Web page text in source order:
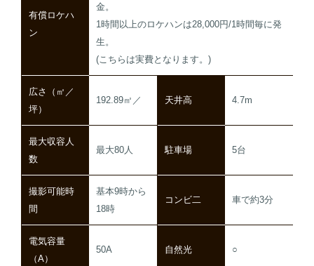
有償ロケハ
ン
金。
1時間以上のロケハンは28,000円/1時間毎に発
生。
(こちらは実費となります。)
広さ（㎡／
坪）
192.89㎡／ 天井高 4.7m
最大収容人
数
最大80人 駐車場 5台
撮影可能時
間
基本9時から
18時
コンビ二 車で約3分
電気容量
（A）
50A 自然光 ○